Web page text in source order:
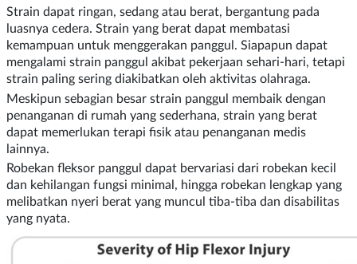
Strain dapat ringan, sedang atau berat, bergantung pada
luasnya cedera. Strain yang berat dapat membatasi
kemampuan untuk menggerakan panggul. Siapapun dapat
mengalami strain panggul akibat pekerjaan sehari-hari, tetapi
strain paling sering diakibatkan oleh aktivitas olahraga.
Meskipun sebagian besar strain panggul membaik dengan
penanganan di rumah yang sederhana, strain yang berat
dapat memerlukan terapi fisik atau penanganan medis
lainnya.
Robekan fleksor panggul dapat bervariasi dari robekan kecil
dan kehilangan fungsi minimal, hingga robekan lengkap yang
melibatkan nyeri berat yang muncul tiba-tiba dan disabilitas
yang nyata.